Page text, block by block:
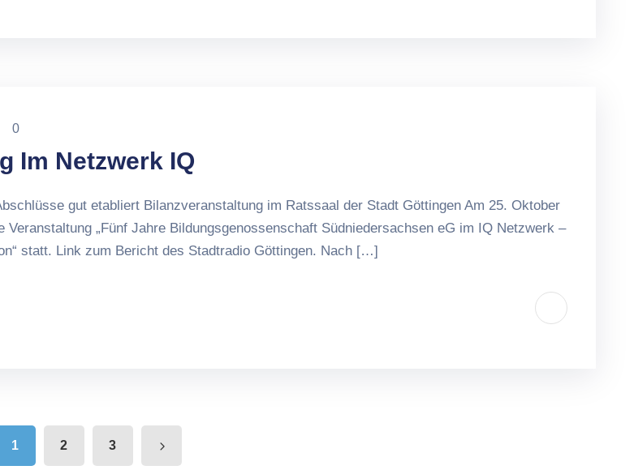
0
Im Netzwerk IQ
gut etabliert Bilanzveranstaltung im Ratssaal der Stadt Göttingen Am 25. Oktober
„Fünf Jahre Bildungsgenossenschaft Südniedersachsen eG im IQ Netzwerk –
statt. Link zum Bericht des Stadtradio Göttingen. Nach […]
1 2 3